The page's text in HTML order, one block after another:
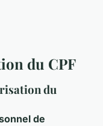
du CPF
du
de